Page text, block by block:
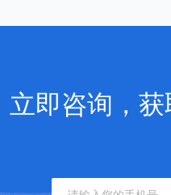
立即咨询，